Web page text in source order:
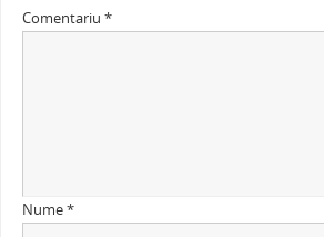
Comentariu *
Nume*